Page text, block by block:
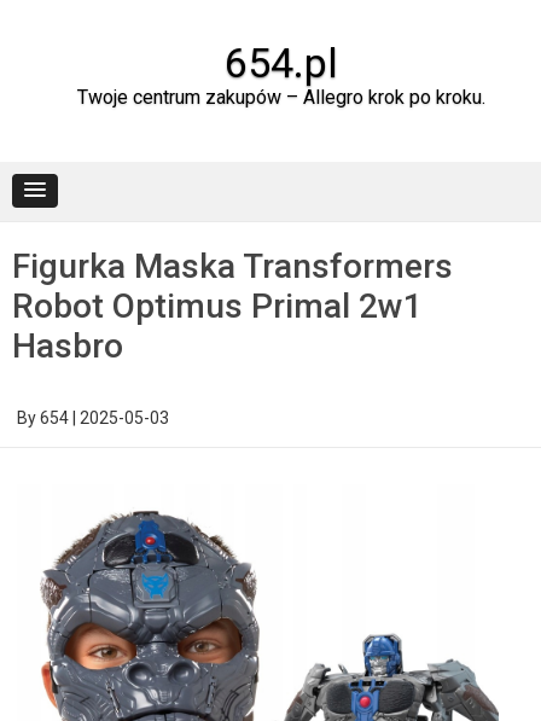
654.pl
Twoje centrum zakupów – Allegro krok po kroku.
Figurka Maska Transformers
Robot Optimus Primal 2w1
Hasbro
By654 2025-05-03